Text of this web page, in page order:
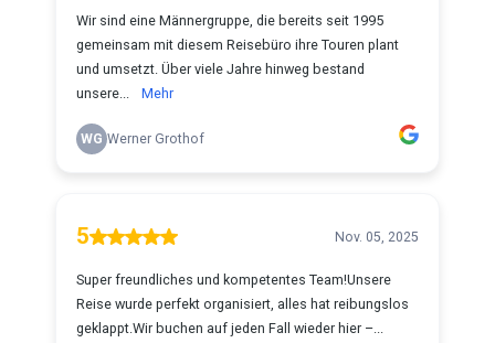
Wir sind eine Männergruppe, die bereits seit 1995
gemeinsam mit diesem Reisebüro ihre Touren plant
und umsetzt. Über viele Jahre hinweg bestand
unsere...
Mehr
WG Werner Grothof
5 Nov. 05, 2025
Super freundliches und kompetentes Team!Unsere
Reise wurde perfekt organisiert, alles hat reibungslos
geklappt.Wir buchen auf jeden Fall wieder hier –...